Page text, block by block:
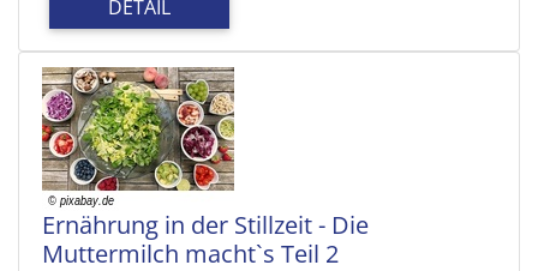
DETAIL
Ernährung in der Stillzeit - Die
Muttermilch macht`s Teil 2